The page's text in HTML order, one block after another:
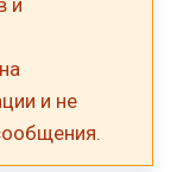
и не